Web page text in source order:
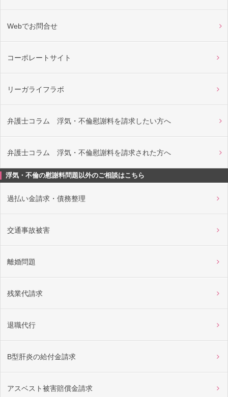
Webでお問合せ
コーポレートサイト
リーガライフラボ
弁護士コラム 浮気・不倫慰謝料を請求したい方へ
弁護士コラム 浮気・不倫慰謝料を請求された方へ
浮気・不倫の慰謝料問題以外のご相談はこちら
過払い金請求・債務整理
交通事故被害
離婚問題
残業代請求
退職代行
B型肝炎の給付金請求
アスベスト被害賠償金請求